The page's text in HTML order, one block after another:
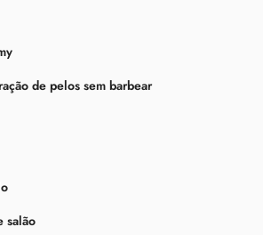
de pelos sem barbear
salão